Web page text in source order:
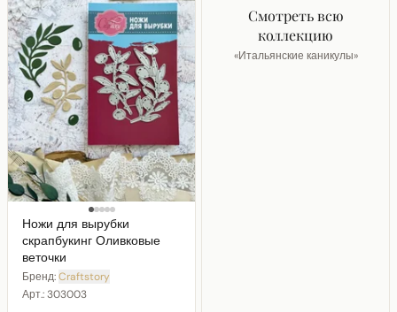
Ножи для вырубки
скрапбукинг Оливковые
веточки
Бренд:Craftstory
Арт.:303003
Смотреть всю
коллекцию
«Итальянские каникулы»